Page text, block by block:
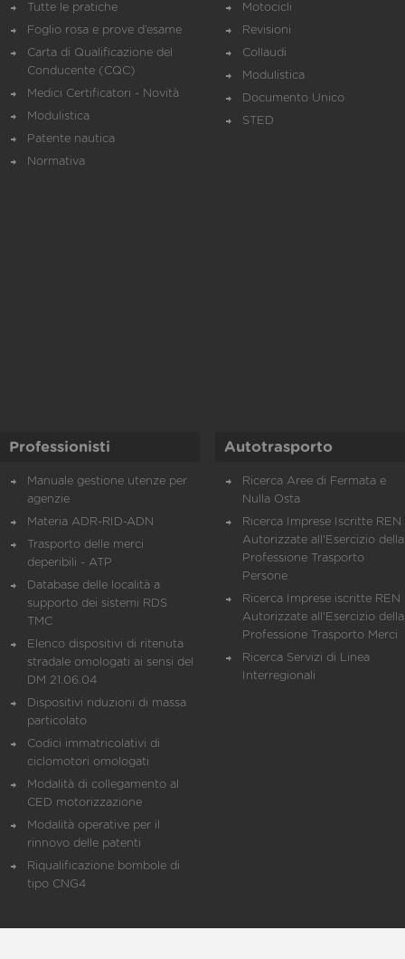
Tutte le pratiche
Foglio rosa e prove d’esame
Carta di Qualificazione del
Conducente (CQC)
Medici Certificatori - Novità
Modulistica
Patente nautica
Normativa
Motocicli
Revisioni
Collaudi
Modulistica
Documento Unico
STED
Professionisti
Manuale gestione utenze per
agenzie
Materia ADR-RID-ADN
Trasporto delle merci
deperibili - ATP
Database delle località a
supporto dei sistemi RDS
TMC
Elenco dispositivi di ritenuta
stradale omologati ai sensi del
DM 21.06.04
Dispositivi riduzioni di massa
particolato
Codici immatricolativi di
ciclomotori omologati
Modalità di collegamento al
CED motorizzazione
Modalità operative per il
rinnovo delle patenti
Riqualificazione bombole di
tipo CNG4
Autotrasporto
Ricerca Aree di Fermata e
Nulla Osta
Ricerca Imprese Iscritte REN
Autorizzate all'Esercizio della
Professione Trasporto
Persone
Ricerca Imprese iscritte REN
Autorizzate all'Esercizio della
Professione Trasporto Merci
Ricerca Servizi di Linea
Interregionali